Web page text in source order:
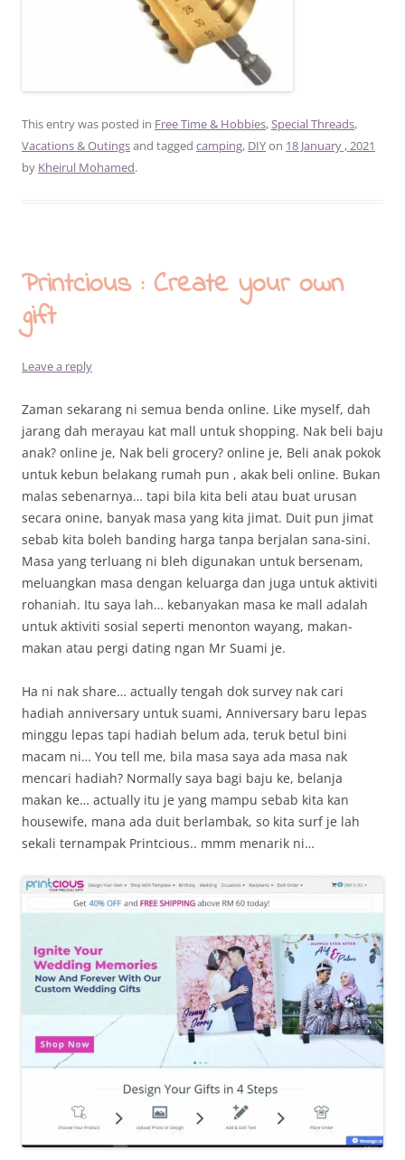
This entry was posted in Free Time & Hobbies,Special Threads,
Vacations & Outingsand tagged camping, DIYon 18 January , 2021
by Kheirul Mohamed.
Printcious : Create your own
gift
Leave a reply
Zaman sekarang ni semua benda online. Like myself, dah
jarang dah merayau kat mall untuk shopping. Nak beli baju
anak? online je, Nak beli grocery? online je, Beli anak pokok
untuk kebun belakang rumah pun , akak beli online. Bukan
malas sebenarnya… tapi bila kita beli atau buat urusan
secara onine, banyak masa yang kita jimat. Duit pun jimat
sebab kita boleh banding harga tanpa berjalan sana-sini.
Masa yang terluang ni bleh digunakan untuk bersenam,
meluangkan masa dengan keluarga dan juga untuk aktiviti
rohaniah. Itu saya lah… kebanyakan masa ke mall adalah
untuk aktiviti sosial seperti menonton wayang, makan-
makan atau pergi dating ngan Mr Suami je.
Ha ni nak share… actually tengah dok survey nak cari
hadiah anniversary untuk suami, Anniversary baru lepas
minggu lepas tapi hadiah belum ada, teruk betul bini
macam ni… You tell me, bila masa saya ada masa nak
mencari hadiah? Normally saya bagi baju ke, belanja
makan ke… actually itu je yang mampu sebab kita kan
housewife, mana ada duit berlambak, so kita surf je lah
sekali ternampak Printcious.. mmm menarik ni…